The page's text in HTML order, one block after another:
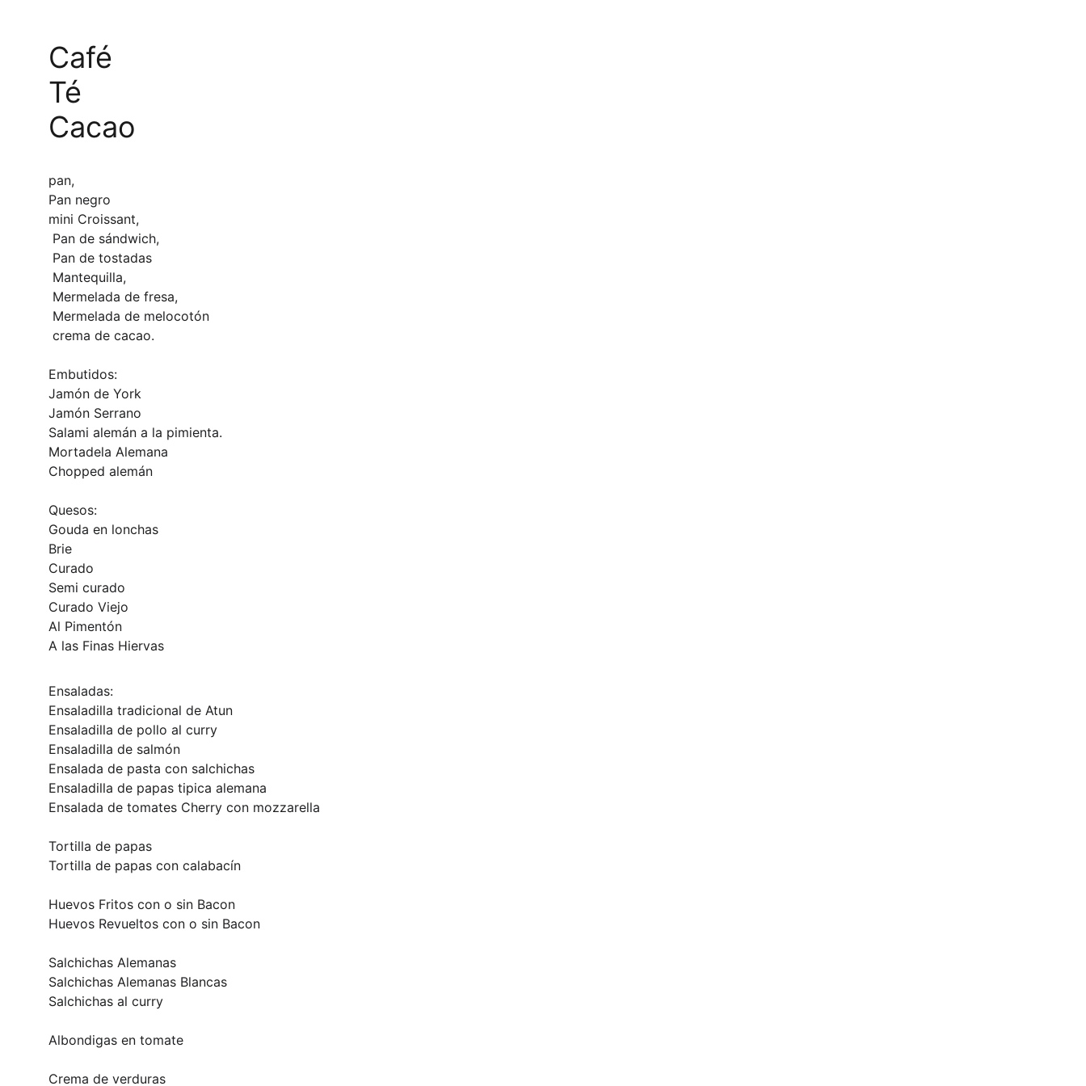
Café
Té
Cacao
pan,
Pan negro
mini Croissant,
Pan de sándwich,
Pan de tostadas
Mantequilla,
Mermelada de fresa,
Mermelada de melocotón
crema de cacao.
Embutidos:
Jamón de York
Jamón Serrano
Salami alemán a la pimienta.
Mortadela Alemana
Chopped alemán
Quesos:
Gouda en lonchas
Brie
Curado
Semi curado
Curado Viejo
Al Pimentón
A las Finas Hiervas
Ensaladas:
Ensaladilla tradicional de Atun
Ensaladilla de pollo al curry
Ensaladilla de salmón
Ensalada de pasta con salchichas
Ensaladilla de papas tipica alemana
Ensalada de tomates Cherry con mozzarella
Tortilla de papas
Tortilla de papas con calabacín
Huevos Fritos con o sin Bacon
Huevos Revueltos con o sin Bacon
Salchichas Alemanas
Salchichas Alemanas Blancas
Salchichas al curry
Albondigas en tomate
Crema de verduras